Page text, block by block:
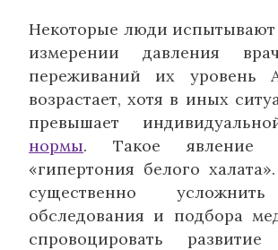
Некоторые люди испытывают
измерении давления
переживаний их уровень
возрастает, хотя в иных
превышает
нормы. Такое явление
«гипертония белого
существенно
обследования и подбора
спровоцировать развитие